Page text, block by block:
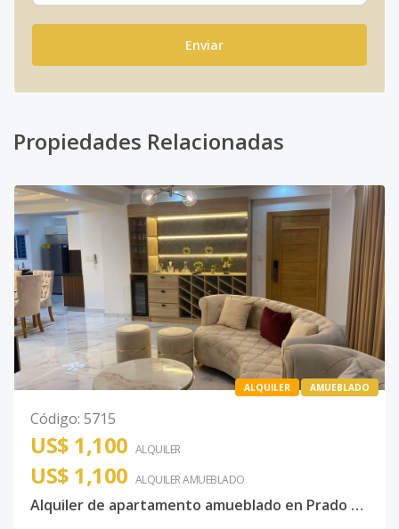
Enviar
Propiedades Relacionadas
ALQUILER AMUEBLADO
Código: 5715
US$ 1,100 ALQUILER
US$ 1,100 ALQUILERAMUEBLADO
Alquiler de apartamento amueblado en Prado Oriental Sto Dgo este.